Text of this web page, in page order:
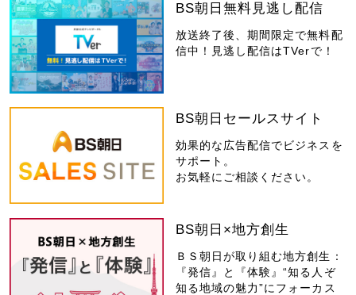
BS朝日無料見逃し配信
放送終了後、期間限定で無料配
信中！見逃し配信はTVerで！
BS朝日セールスサイト
効果的な広告配信でビジネスを
サポート。
お気軽にご相談ください。
BS朝日×地方創生
ＢＳ朝日が取り組む地方創生：
『発信』と『体験』“知る人ぞ
知る地域の魅力”にフォーカス